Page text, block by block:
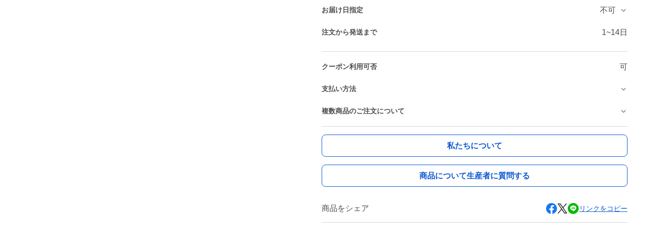
お届け日指定 不可
注文から発送まで 1~14日
クーポン利用可否 可
支払い方法
複数商品のご注文について
私たちについて
商品について生産者に質問する
商品をシェア リンクをコピー